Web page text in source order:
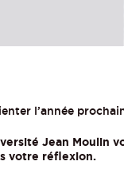
l’année
Jean Moulin
votre réflexion.